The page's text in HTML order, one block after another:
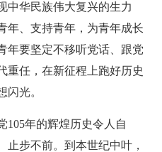
中华民族伟大复兴的生力
年、支持青年，为青年成长
年要坚定不移听党话、跟党
重任，在新征程上跑好历史
闪光。
105年的辉煌历史令人自
止步不前。到本世纪中叶，